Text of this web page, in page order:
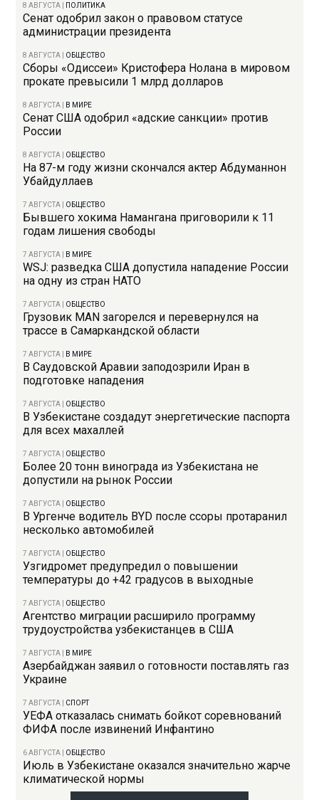
8 АВГУСТА ПОЛИТИКА
Сенат одобрил закон о правовом статусе
администрации президента
8 АВГУСТА ОБЩЕСТВО
Сборы «Одиссеи» Кристофера Нолана в мировом
прокате превысили 1 млрд долларов
8 АВГУСТА В МИРЕ
Сенат США одобрил «адские санкции» против
России
8 АВГУСТА ОБЩЕСТВО
На 87-м году жизни скончался актер Абдуманнон
Убайдуллаев
7 АВГУСТА ОБЩЕСТВО
Бывшего хокима Намангана приговорили к 11
годам лишения свободы
7 АВГУСТА В МИРЕ
WSJ: разведка США допустила нападение России
на одну из стран НАТО
7 АВГУСТА ОБЩЕСТВО
Грузовик MAN загорелся и перевернулся на
трассе в Самаркандской области
7 АВГУСТА В МИРЕ
В Саудовской Аравии заподозрили Иран в
подготовке нападения
7 АВГУСТА ОБЩЕСТВО
В Узбекистане создадут энергетические паспорта
для всех махаллей
7 АВГУСТА ОБЩЕСТВО
Более 20 тонн винограда из Узбекистана не
допустили на рынок России
7 АВГУСТА ОБЩЕСТВО
В Ургенче водитель BYD после ссоры протаранил
несколько автомобилей
7 АВГУСТА ОБЩЕСТВО
Узгидромет предупредил о повышении
температуры до +42 градусов в выходные
7 АВГУСТА ОБЩЕСТВО
Агентство миграции расширило программу
трудоустройства узбекистанцев в США
7 АВГУСТА В МИРЕ
Азербайджан заявил о готовности поставлять газ
Украине
7 АВГУСТА СПОРТ
УЕФА отказалась снимать бойкот соревнований
ФИФА после извинений Инфантино
6 АВГУСТА ОБЩЕСТВО
Июль в Узбекистане оказался значительно жарче
климатической нормы